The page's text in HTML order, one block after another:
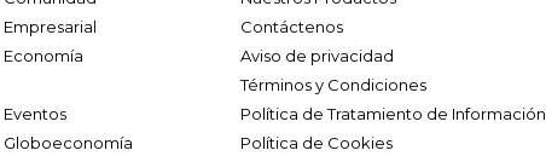
Empresarial
Economía
Eventos
Globoeconomía
Contáctenos
Aviso de privacidad
Términos y Condiciones
Política de Tratamiento de Información
Política de Cookies